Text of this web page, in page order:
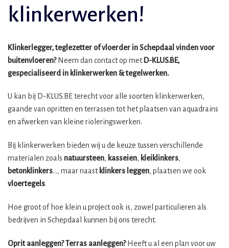
klinkerwerken!
Klinkerlegger, teglezetter of vloerder in Schepdaal vinden voor
buitenvloeren?Neem dan contact op metD-KLUS.BE,
gespecialiseerd in klinkerwerken & tegelwerken.
U kan bij D-KLUS.BE terecht voor alle soorten klinkerwerken,
gaande van opritten en terrassen tot het plaatsen van aquadrains
en afwerken van kleine rioleringswerken.
Bij klinkerwerken bieden wij u de keuze tussen verschillende
materialen zoals natuursteen, kasseien, kleiklinkers,
betonklinkers…, maar naastklinkers leggen, plaatsen we ook
vloertegels.
Hoe groot of hoe klein u project ook is, zowel particulieren als
bedrijven in Schepdaal kunnen bij ons terecht.
Oprit aanleggen? Terras aanleggen?Heeft u al een plan voor uw